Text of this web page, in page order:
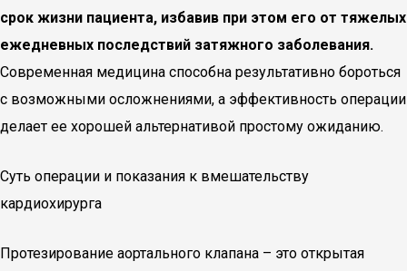
срок жизни пациента, избавив при этом его от тяжелых
ежедневных последствий затяжного заболевания.
Современная медицина способна результативно бороться
с возможными осложнениями, а эффективность операции
делает ее хорошей альтернативой простому ожиданию.
Суть операции и показания к вмешательству
кардиохирурга
Протезирование аортального клапана – это открытая